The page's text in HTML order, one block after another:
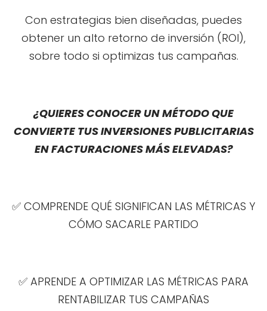
Con estrategias bien diseñadas, puedes
obtener un alto retorno de inversión (ROI),
sobre todo si optimizas tus campañas.
¿QUIERES CONOCER UN MÉTODO QUE
CONVIERTE TUS INVERSIONES PUBLICITARIAS
EN FACTURACIONES MÁS ELEVADAS?
✅ COMPRENDE QUÉ SIGNIFICAN LAS MÉTRICAS Y
CÓMO SACARLE PARTIDO
✅ APRENDE A OPTIMIZAR LAS MÉTRICAS PARA
RENTABILIZAR TUS CAMPAÑAS